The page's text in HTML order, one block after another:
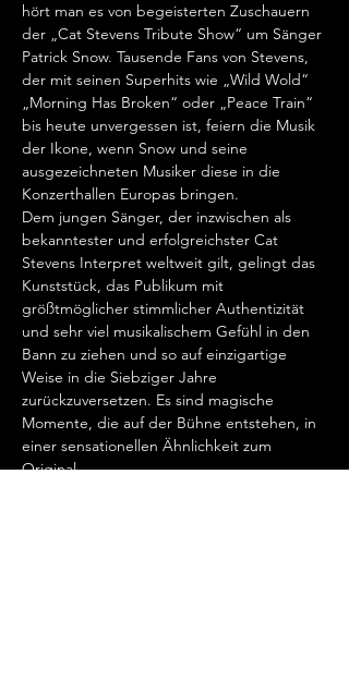
hört man es von begeisterten Zuschauern
der „Cat Stevens Tribute Show“ um Sänger
Patrick Snow. Tausende Fans von Stevens,
der mit seinen Superhits wie „Wild Wold“
„Morning Has Broken“ oder „Peace Train“
bis heute unvergessen ist, feiern die Musik
der Ikone, wenn Snow und seine
ausgezeichneten Musiker diese in die
Konzerthallen Europas bringen.
Dem jungen Sänger, der inzwischen als
bekanntester und erfolgreichster Cat
Stevens Interpret weltweit gilt, gelingt das
Kunststück, das Publikum mit
größtmöglicher stimmlicher Authentizität
und sehr viel musikalischem Gefühl in den
Bann zu ziehen und so auf einzigartige
Weise in die Siebziger Jahre
zurückzuversetzen. Es sind magische
Momente, die auf der Bühne entstehen, in
einer sensationellen Ähnlichkeit zum
Original.